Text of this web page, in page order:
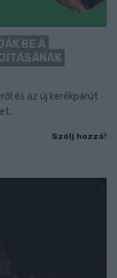
BE A
és az új kerékpárút
Szólj hozzá!